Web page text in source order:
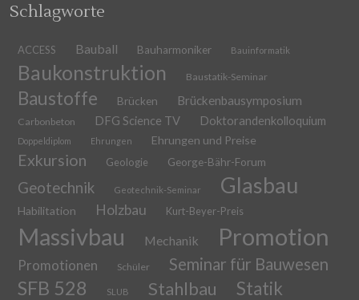
Schlagworte
ACCESS Bauball Bauharmoniker Bauinformatik
Baukonstruktion Baustatik-Seminar
Baustoffe Brücken Brückenbausymposium
Carbonbeton DFG Science TV Doktorandenkolloquium
Doppeldiplom Ehrungen Ehrungen und Preise
Exkursion Geologie George-Bähr-Forum
Geotechnik Geotechnik-Seminar Glasbau
Habilitation Holzbau Kurt-Beyer-Preis
Massivbau Mechanik Promotion
Promotionen Schüler Seminar für Bauwesen
SFB 528 SLUB Stahlbau Statik